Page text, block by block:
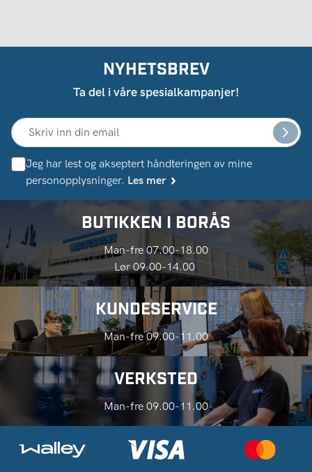
NYHETSBREV
Ta del i våre spesialkampanjer!
Jeg har lest og akseptert håndteringen av mine
personopplysninger. Les mer
BUTIKKEN I BORÅS
Man-fre 07.00-18.00
Lør 09.00-14.00
KUNDESERVICE
Man-fre 09.00-11.00
VERKSTED
Man-fre 09.00-11.00